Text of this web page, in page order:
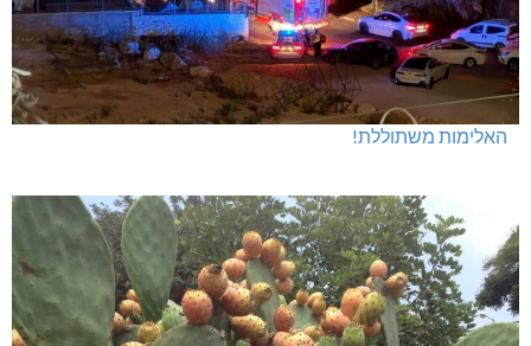
האלימות משתוללת!